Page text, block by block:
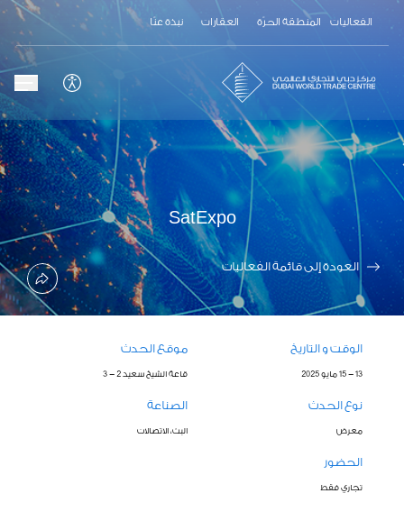
الفعاليات المنطقة الحرّة العقارات نبذة عنّا
SatExpo
العودة إلى قائمة الفعاليات
الوقت و التاريخ
13 - 15 مايو 2025
موقع الحدث
قاعة الشيخ سعيد 2 - 3
نوع الحدث
معرض
الصناعة
البث، الاتصالات
الحضور
تجاري فقط